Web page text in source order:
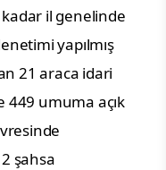
il genelinde
yapılmış
21 araca idari
449 umuma açık
şahsa